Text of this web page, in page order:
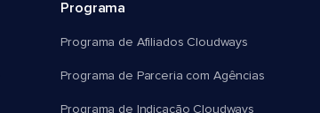
Programa
Programa de Afiliados Cloudways
Programa de Parceria com Agências
Programa de Indicação Cloudways